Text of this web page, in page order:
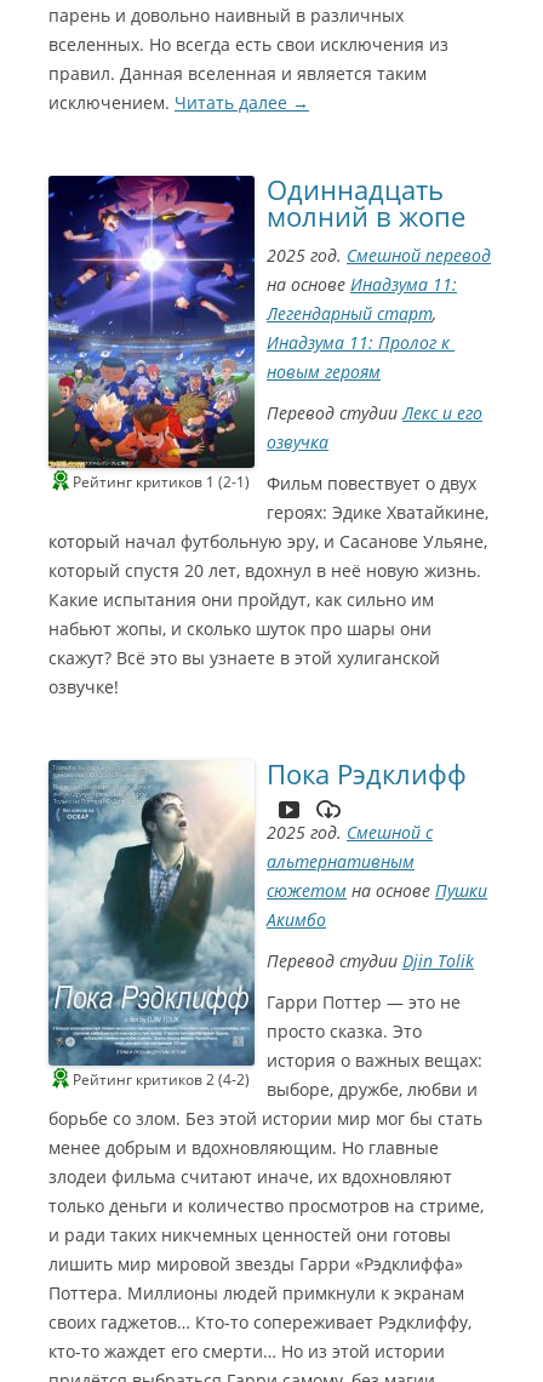
парень и довольно наивный в различных
вселенных. Но всегда есть свои исключения из
правил. Данная вселенная и является таким
исключением. Читать далее →
Рейтинг критиков 1 (2-1)
Одиннадцать
молний в жопе
2025 год. Смешной перевод
на основе Инадзума 11:
Легендарный старт,
Инадзума 11: Пролог к ​​
новым героям
Перевод студииЛекс и его
озвучка
Фильм повествует о двух
героях: Эдике Хватайкине,
который начал футбольную эру, и Сасанове Ульяне,
который спустя 20 лет, вдохнул в неё новую жизнь.
Какие испытания они пройдут, как сильно им
набьют жопы, и сколько шуток про шары они
скажут? Всё это вы узнаете в этой хулиганской
озвучке!
Рейтинг критиков 2 (4-2)
Пока Рэдклифф
2025 год. Смешной с
альтернативным
сюжетом на основе Пушки
Акимбо
Перевод студии Djin Tolik
Гарри Поттер — это не
просто сказка. Это
история о важных вещах:
выборе, дружбе, любви и
борьбе со злом. Без этой истории мир мог бы стать
менее добрым и вдохновляющим. Но главные
злодеи фильма считают иначе, их вдохновляют
только деньги и количество просмотров на стриме,
и ради таких никчемных ценностей они готовы
лишить мир мировой звезды Гарри «Рэдклиффа»
Поттера. Миллионы людей примкнули к экранам
своих гаджетов… Кто-то сопереживает Рэдклиффу,
кто-то жаждет его смерти… Но из этой истории